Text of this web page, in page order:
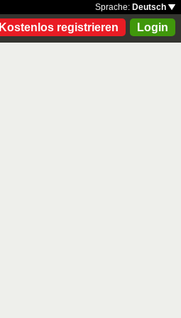
Sprache: Deutsch
Kostenlos registrieren Login